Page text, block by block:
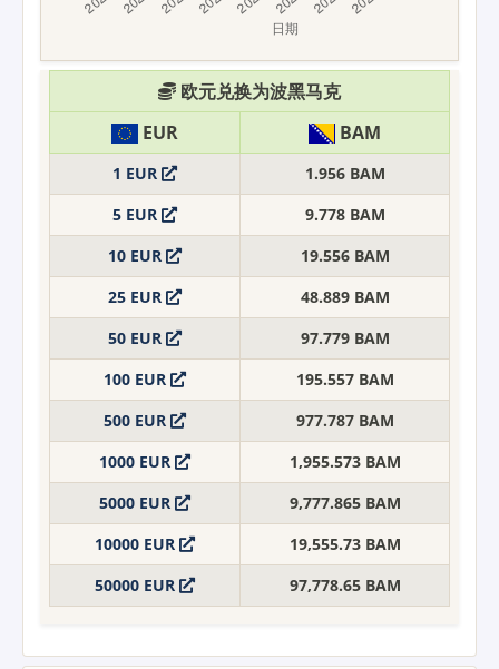
欧元兑换为波黑马克
EUR
BAM
1 EUR
1.956 BAM
5 EUR
9.778 BAM
10 EUR
19.556 BAM
25 EUR
48.889 BAM
50 EUR
97.779 BAM
100 EUR
195.557 BAM
500 EUR
977.787 BAM
1000 EUR
1,955.573 BAM
5000 EUR
9,777.865 BAM
10000 EUR
19,555.73 BAM
50000 EUR
97,778.65 BAM